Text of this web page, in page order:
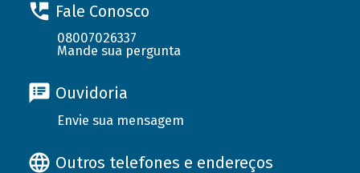
Fale Conosco
08007026337
Mande sua pergunta
Ouvidoria
Envie sua mensagem
Outros telefones e endereços